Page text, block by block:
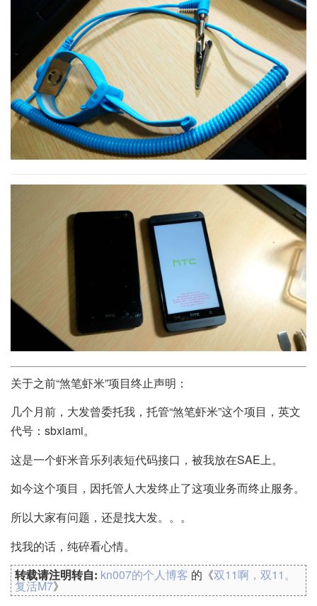
关于之前“煞笔虾米”项目终止声明：
几个月前，大发曾委托我，托管“煞笔虾米”这个项目，英文
代号：sbxiami。
这是一个虾米音乐列表短代码接口，被我放在SAE上。
如今这个项目，因托管人大发终止了这项业务而终止服务。
所以大家有问题，还是找大发。。。
找我的话，纯碎看心情。
转载请注明转自: kn007的个人博客 的《双11啊，双11。
复活M7》